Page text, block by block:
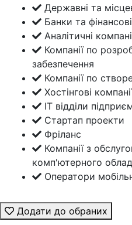
Державні та
Банки та
Аналітичні
Компанії по
забезпечення
Компанії по
Хостінгові
ІТ відділи
Стартап проекти
Фріланс
Компанії з
комп'ютерного
Оператори
Додати до обраних